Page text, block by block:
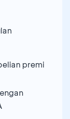
premi